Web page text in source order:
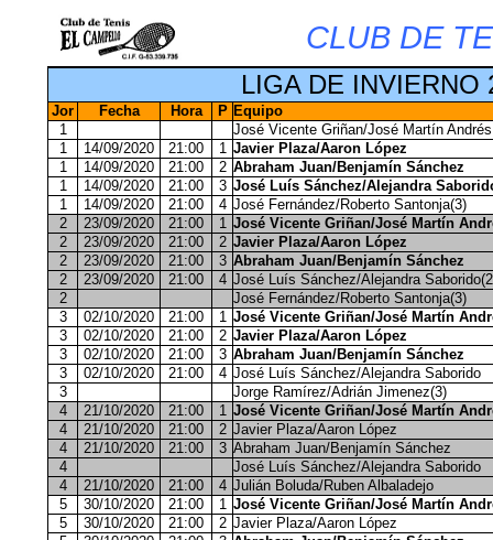
CLUB DE
LIGA DE INVIERNO
Jor Fecha Hora P Equipo
1
José Vicente Griñan/José Martín Andrés
1
14/09/2020 21:00 1 Javier Plaza/Aaron López
1
14/09/2020 21:00 2 Abraham Juan/Benjamín Sánchez
1
14/09/2020 21:00 3 José Luís Sánchez/Alejandra
1
14/09/2020 21:00 4 José Fernández/Roberto Santonja(3)
2
23/09/2020 21:00 1 José Vicente Griñan/José Martín
2
23/09/2020 21:00 2 Javier Plaza/Aaron López
2
23/09/2020 21:00 3 Abraham Juan/Benjamín Sánchez
2
23/09/2020 21:00 4 José Luís Sánchez/Alejandra
2
José Fernández/Roberto Santonja(3)
3
02/10/2020 21:00 1 José Vicente Griñan/José Martín
3
02/10/2020 21:00 2 Javier Plaza/Aaron López
3
02/10/2020 21:00 3 Abraham Juan/Benjamín Sánchez
3
02/10/2020 21:00 4 José Luís Sánchez/Alejandra Saborido
3
Jorge Ramírez/Adrián Jimenez(3)
4
21/10/2020 21:00 1 José Vicente Griñan/José Martín
4
21/10/2020 21:00 2 Javier Plaza/Aaron López
4
21/10/2020 21:00 3 Abraham Juan/Benjamín Sánchez
4
José Luís Sánchez/Alejandra Saborido
4
21/10/2020 21:00 4 Julián Boluda/Ruben Albaladejo
5
30/10/2020 21:00 1 José Vicente Griñan/José Martín
5
30/10/2020 21:00 2 Javier Plaza/Aaron López